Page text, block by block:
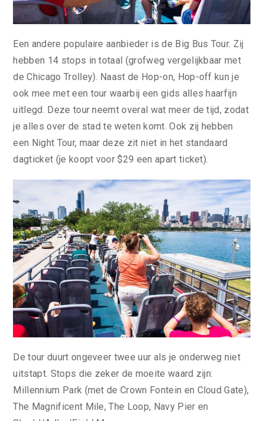
Een andere populaire aanbieder is de Big Bus Tour. Zij
hebben 14 stops in totaal (grofweg vergelijkbaar met
de Chicago Trolley). Naast de Hop-on, Hop-off kun je
ook mee met een tour waarbij een gids alles haarfijn
uitlegd. Deze tour neemt overal wat meer de tijd, zodat
je alles over de stad te weten komt. Ook zij hebben
een Night Tour, maar deze zit niet in het standaard
dagticket (je koopt voor $29 een apart ticket).
De tour duurt ongeveer twee uur als je onderweg niet
uitstapt. Stops die zeker de moeite waard zijn:
Millennium Park (met de Crown Fontein en Cloud Gate),
The Magnificent Mile, The Loop, Navy Pier en